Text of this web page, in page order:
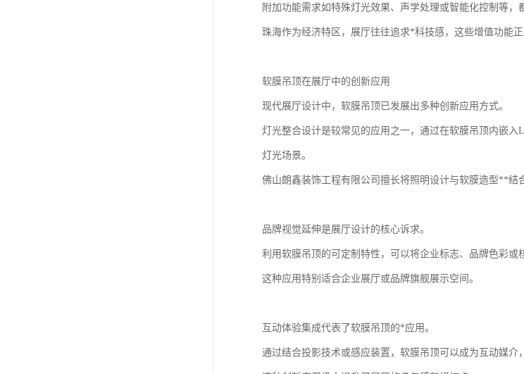
附加功能需求如特殊灯光效果、声学处理或智能化控制等，
珠海作为经济特区，展厅往往追求*科技感，这些增值功能正
软膜吊顶在展厅中的创新应用
现代展厅设计中，软膜吊顶已发展出多种创新应用方式。
灯光整合设计是较常见的应用之一，通过在软膜吊顶内嵌
灯光场景。
佛山朗鑫装饰工程有限公司擅长将照明设计与软膜造型**结
品牌视觉延伸是展厅设计的核心诉求。
利用软膜吊顶的可定制特性，可以将企业标志、品牌色彩或
这种应用特别适合企业展厅或品牌旗舰展示空间。
互动体验集成代表了软膜吊顶的*应用。
通过结合投影技术或感应装置，软膜吊顶可以成为互动媒介